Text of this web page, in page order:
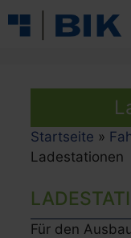
Inhalt
Startseite »
Ladestationen
Für den